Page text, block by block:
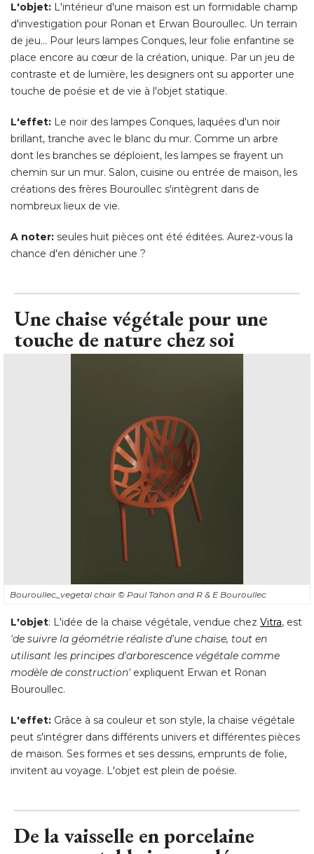
L'objet: L'intérieur d'une maison est un formidable champ
d'investigation pour Ronan et Erwan Bouroullec. Un terrain
de jeu... Pour leurs lampes Conques, leur folie enfantine se
place encore au cœur de la création, unique. Par un jeu de
contraste et de lumière, les designers ont su apporter une
touche de poésie et de vie à l'objet statique.
L'effet: Le noir des lampes Conques, laquées d'un noir
brillant, tranche avec le blanc du mur. Comme un arbre
dont les branches se déploient, les lampes se frayent un
chemin sur un mur. Salon, cuisine ou entrée de maison, les
créations des frères Bouroullec s'intègrent dans de
nombreux lieux de vie.
A noter: seules huit pièces ont été éditées. Aurez-vous la
chance d'en dénicher une ?
Une chaise végétale pour une
touche de nature chez soi
Bouroullec_vegetal chair © Paul Tahon and R & E Bouroullec
L'objet: L'idée de la chaise végétale, vendue chez Vitra, est
'de suivre la géométrie réaliste d'une chaise, tout en
utilisant les principes d'arborescence végétale comme
modèle de construction' expliquent Erwan et Ronan
Bouroullec.
L'effet: Grâce à sa couleur et son style, la chaise végétale
peut s'intégrer dans différents univers et différentes pièces
de maison. Ses formes et ses dessins, emprunts de folie,
invitent au voyage. L'objet est plein de poésie.
De la vaisselle en porcelaine